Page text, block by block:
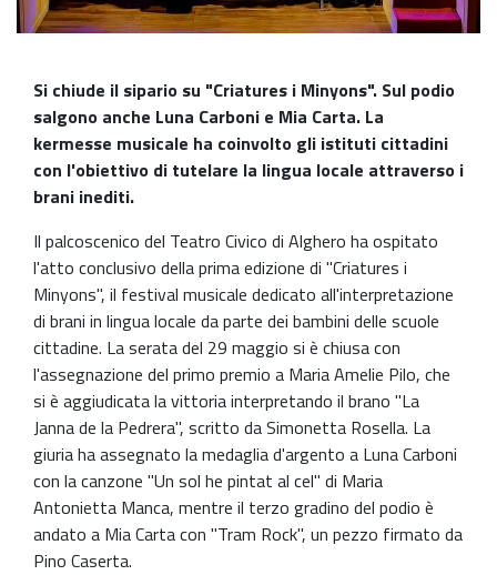
Si chiude il sipario su "Criatures i Minyons". Sul podio
salgono anche Luna Carboni e Mia Carta. La
kermesse musicale ha coinvolto gli istituti cittadini
con l'obiettivo di tutelare la lingua locale attraverso i
brani inediti.
Il palcoscenico del Teatro Civico di Alghero ha ospitato
l'atto conclusivo della prima edizione di "Criatures i
Minyons", il festival musicale dedicato all'interpretazione
di brani in lingua locale da parte dei bambini delle scuole
cittadine. La serata del 29 maggio si è chiusa con
l'assegnazione del primo premio a Maria Amelie Pilo, che
si è aggiudicata la vittoria interpretando il brano "La
Janna de la Pedrera", scritto da Simonetta Rosella. La
giuria ha assegnato la medaglia d'argento a Luna Carboni
con la canzone "Un sol he pintat al cel" di Maria
Antonietta Manca, mentre il terzo gradino del podio è
andato a Mia Carta con "Tram Rock", un pezzo firmato da
Pino Caserta.